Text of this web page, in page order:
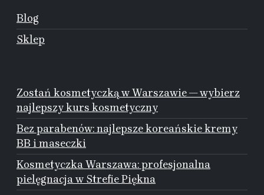
Blog
Sklep
Zostań kosmetyczką w Warszawie — wybierz
najlepszy kurs kosmetyczny
Bez parabenów: najlepsze koreańskie kremy
BB i maseczki
Kosmetyczka Warszawa: profesjonalna
pielęgnacja w Strefie Piękna